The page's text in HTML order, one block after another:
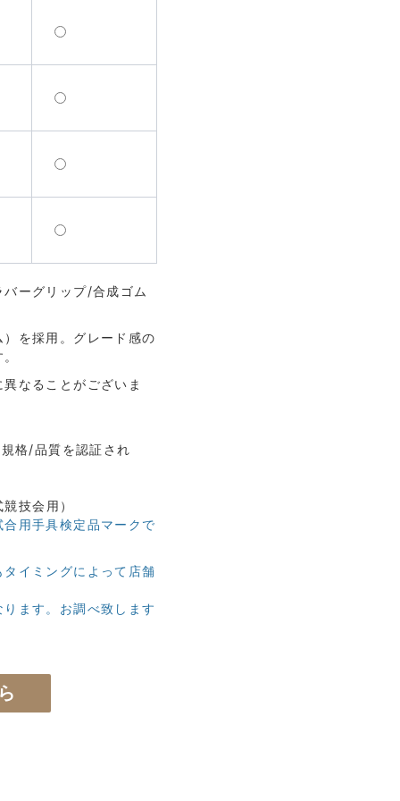
ーグリップ/合成ゴム
を採用。グレード感の
なることがございま
格/品質を認証され
技会用）
用手具検定品マークで
イミングによって店舗
ます。お調べ致します